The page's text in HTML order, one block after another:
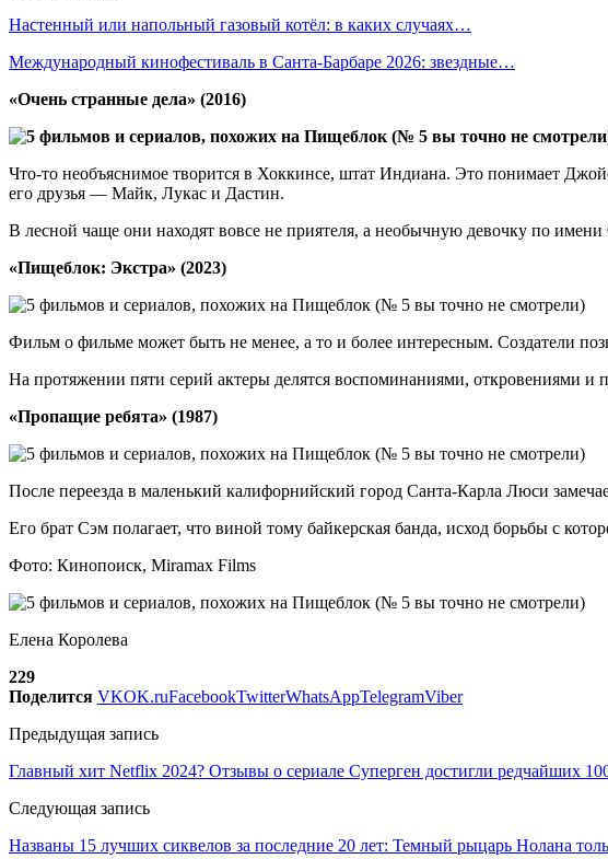
Настенный или напольный газовый котёл: в каких случаях…
Международный кинофестиваль в Санта-Барбаре 2026: звездные…
«Очень странные дела» (2016)
Что-то необъяснимое творится в Хоккинсе, штат Индиана. Это понимает
его друзья — Майк, Лукас и Дастин.
В лесной чаще они находят вовсе не приятеля, а необычную девочку по
«Пищеблок: Экстра» (2023)
Фильм о фильме может быть не менее, а то и более интересным. Создатели
На протяжении пяти серий актеры делятся воспоминаниями, откровениями
«Пропащие ребята» (1987)
После переезда в маленький калифорнийский город Санта-Карла Люси
Его брат Сэм полагает, что виной тому байкерская банда, исход борьбы с
Фото: Кинопоиск, Miramax Films
Елена Королева
229
Поделится VKOK.ruFacebookTwitterWhatsAppTelegramViber
Предыдущая запись
Главный хит Netflix 2024? Отзывы о сериале Суперген достигли редчайших
Следующая запись
Названы 15 лучших сиквелов за последние 20 лет: Темный рыцарь Нолана